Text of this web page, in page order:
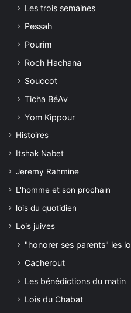
Les trois semaines
Pessah
Pourim
Roch Hachana
Souccot
Ticha BéAv
Yom Kippour
Histoires
Itshak Nabet
Jeremy Rahmine
L'homme et son prochain
lois du quotidien
Lois juives
"honorer ses parents" les
Cacherout
Les bénédictions du matin
Lois du Chabat